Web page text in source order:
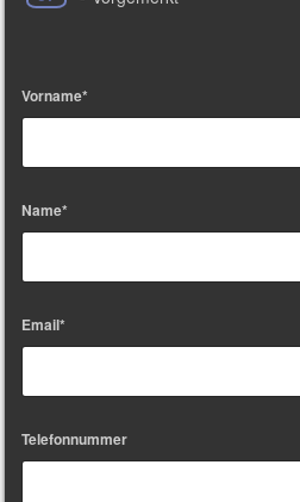
Vorname*
Name*
Email*
Telefonnummer